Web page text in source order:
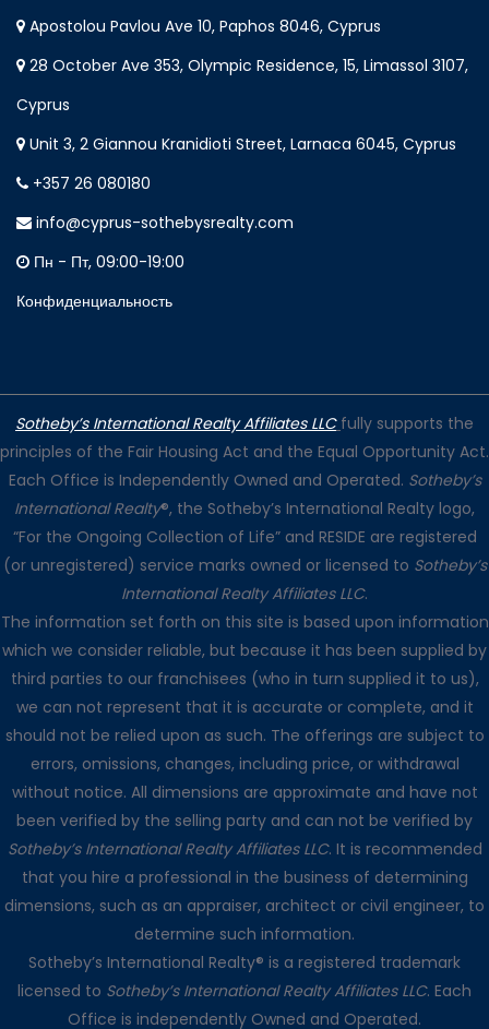
Apostolou Pavlou Ave 10, Paphos 8046, Cyprus
28 October Ave 353, Olympic Residence, 15, Limassol 3107,
Cyprus
Unit 3, 2 Giannou Kranidioti Street, Larnaca 6045, Cyprus
+357 26 080180
info@cyprus-sothebysrealty.com
Пн - Пт, 09:00-19:00
Конфиденциальность
Sotheby’s International Realty Affiliates LLC fully supports the
principles of the Fair Housing Act and the Equal Opportunity Act.
Each Office is Independently Owned and Operated. Sotheby’s
International Realty®, the Sotheby’s International Realty logo,
“For the Ongoing Collection of Life” and RESIDE are registered
(or unregistered) service marks owned or licensed to Sotheby’s
International Realty Affiliates LLC.
The information set forth on this site is based upon information
which we consider reliable, but because it has been supplied by
third parties to our franchisees (who in turn supplied it to us),
we can not represent that it is accurate or complete, and it
should not be relied upon as such. The offerings are subject to
errors, omissions, changes, including price, or withdrawal
without notice. All dimensions are approximate and have not
been verified by the selling party and can not be verified by
Sotheby’s International Realty Affiliates LLC. It is recommended
that you hire a professional in the business of determining
dimensions, such as an appraiser, architect or civil engineer, to
determine such information.
Sotheby’s International Realty® is a registered trademark
licensed to Sotheby’s International Realty Affiliates LLC. Each
Office is independently Owned and Operated.